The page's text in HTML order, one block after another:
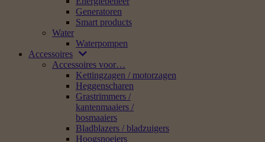
Generatoren
Smart products
Water
Waterpompen
Accessoires
Accessoires voor…
Kettingzagen / motorzagen
Heggenscharen
Grastrimmers /
kantenmaaiers /
bosmaaiers
Bladblazers / bladzuigers
Hoogsnoeiers